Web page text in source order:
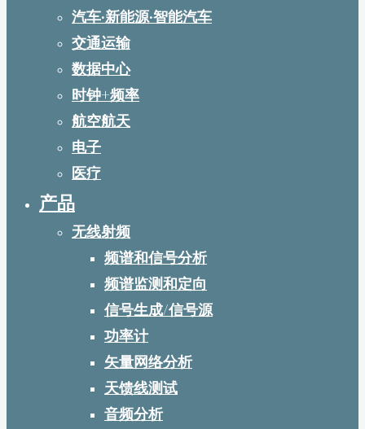
汽车·新能源·智能汽车
交通运输
数据中心
时钟+频率
航空航天
电子
医疗
产品
无线射频
频谱和信号分析
频谱监测和定向
信号生成/信号源
功率计
矢量网络分析
天馈线测试
音频分析